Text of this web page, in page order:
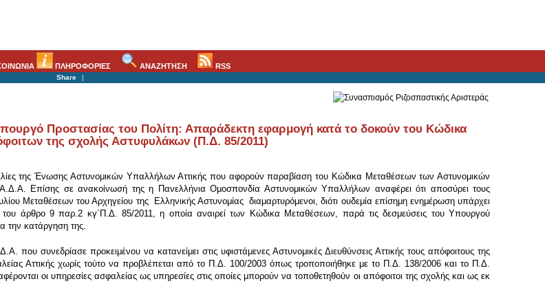
ΠΛΗΡΟΦΟΡΙΕΣ ΑΝΑΖΗΤΗΣΗ RSS
Share |
Προστασίας του Πολίτη: Απαράδεκτη εφαρμογή κατά το δοκούν του Κώδικα
της σχολής Αστυφυλάκων (Π.Δ. 85/2011)
της Ένωσης Αστυνομικών Υπαλλήλων Αττικής που αφορούν παραβίαση του Κώδικα Μεταθέσεων των Αστυνομικών
Επίσης σε ανακοίνωσή της η Πανελλήνια Ομοσπονδία Αστυνομικών Υπαλλήλων αναφέρει ότι αποσύρει τους
Μεταθέσεων του Αρχηγείου της Ελληνικής Αστυνομίας διαμαρτυρόμενοι, διότι ουδεμία επίσημη ενημέρωση υπάρχει
του άρθρο 9 παρ.2 κγ΄Π.Δ. 85/2011, η οποία αναιρεί των Κώδικα Μεταθέσεων, παρά τις δεσμεύσεις του Υπουργού
την κατάργηση της.
που συνεδρίασε προκειμένου να κατανείμει στις υφιστάμενες Αστυνομικές Διευθύνσεις Αττικής τους απόφοιτους της
Αττικής χωρίς τούτο να προβλέπεται από το Π.Δ. 100/2003 όπως τροποποιήθηκε με το Π.Δ. 138/2006 και το Π.Δ.
οι υπηρεσίες ασφαλείας ως υπηρεσίες στις οποίες μπορούν να τοποθετηθούν οι απόφοιτοι της σχολής και ως εκ